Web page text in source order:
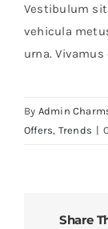
Vestibulum
vehicula
urna.
By Admin
Offers, Trends |
Share